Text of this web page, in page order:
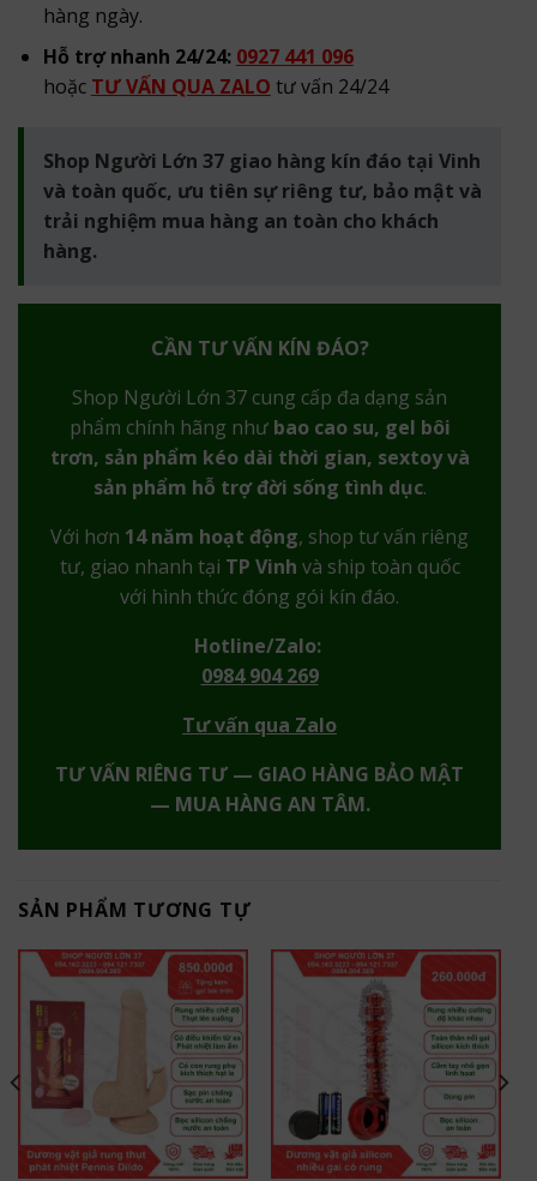
hàng ngày.
Hỗ trợ nhanh 24/24: 0927 441 096
hoặc TƯ VẤN QUA ZALO tư vấn 24/24
Shop Người Lớn 37 giao hàng kín đáo tại Vinh
và toàn quốc, ưu tiên sự riêng tư, bảo mật và
trải nghiệm mua hàng an toàn cho khách
hàng.
CẦN TƯ VẤN KÍN ĐÁO?
Shop Người Lớn 37 cung cấp đa dạng sản
phẩm chính hãng như bao cao su, gel bôi
trơn, sản phẩm kéo dài thời gian, sextoy và
sản phẩm hỗ trợ đời sống tình dục.
Với hơn 14 năm hoạt động, shop tư vấn riêng
tư, giao nhanh tại TP Vinh và ship toàn quốc
với hình thức đóng gói kín đáo.
Hotline/Zalo:
0984 904 269
Tư vấn qua Zalo
TƯ VẤN RIÊNG TƯ — GIAO HÀNG BẢO MẬT
— MUA HÀNG AN TÂM.
SẢN PHẨM TƯƠNG TỰ